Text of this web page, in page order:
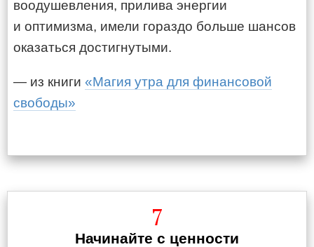
воодушевления, прилива энергии
и оптимизма, имели гораздо больше шансов
оказаться достигнутыми.
— из книги «Магия утра для финансовой
свободы»
7
Начинайте с ценности